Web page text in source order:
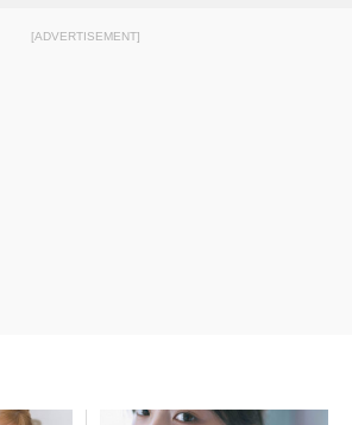
[ADVERTISEMENT]